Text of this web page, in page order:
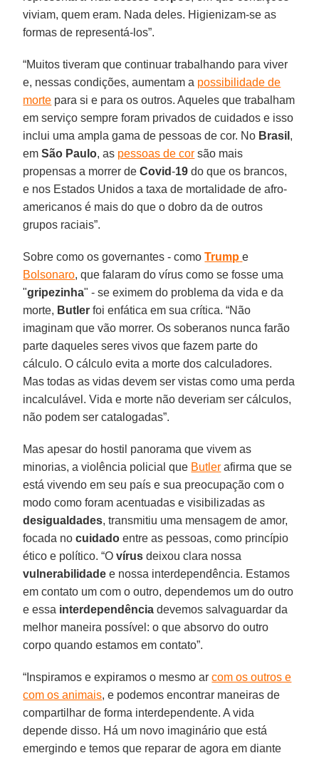
viviam, quem eram. Nada deles. Higienizam-se as
formas de representá-los”.
“Muitos tiveram que continuar trabalhando para viver
e, nessas condições, aumentam a possibilidade de
morte para si e para os outros. Aqueles que trabalham
em serviço sempre foram privados de cuidados e isso
inclui uma ampla gama de pessoas de cor. No Brasil ,
emSão Paulo, as pessoas de cor são mais
propensas a morrer deCovid-19 do que os brancos,
e nos Estados Unidos a taxa de mortalidade de afro-
americanos é mais do que o dobro da de outros
grupos raciais”.
Sobre como os governantes - comoTrump e
Bolsonaro, que falaram do vírus como se fosse uma
"gripezinha" - se eximem do problema da vida e da
morte, Butler foi enfática em sua crítica. “Não
imaginam que vão morrer. Os soberanos nunca farão
parte daqueles seres vivos que fazem parte do
cálculo. O cálculo evita a morte dos calculadores.
Mas todas as vidas devem ser vistas como uma perda
incalculável. Vida e morte não deveriam ser cálculos,
não podem ser catalogadas”.
Mas apesar do hostil panorama que vivem as
minorias, a violência policial que Butler afirma que se
está vivendo em seu país e sua preocupação com o
modo como foram acentuadas e visibilizadas as
desigualdades, transmitiu uma mensagem de amor,
focada nocuidado entre as pessoas, como princípio
ético e político. “Ovírus deixou clara nossa
vulnerabilidade e nossa interdependência. Estamos
em contato um com o outro, dependemos um do outro
e essa interdependência devemos salvaguardar da
melhor maneira possível: o que absorvo do outro
corpo quando estamos em contato”.
“Inspiramos e expiramos o mesmo arcom os outros e
com os animais, e podemos encontrar maneiras de
compartilhar de forma interdependente. A vida
depende disso. Há um novo imaginário que está
emergindo e temos que reparar de agora em diante